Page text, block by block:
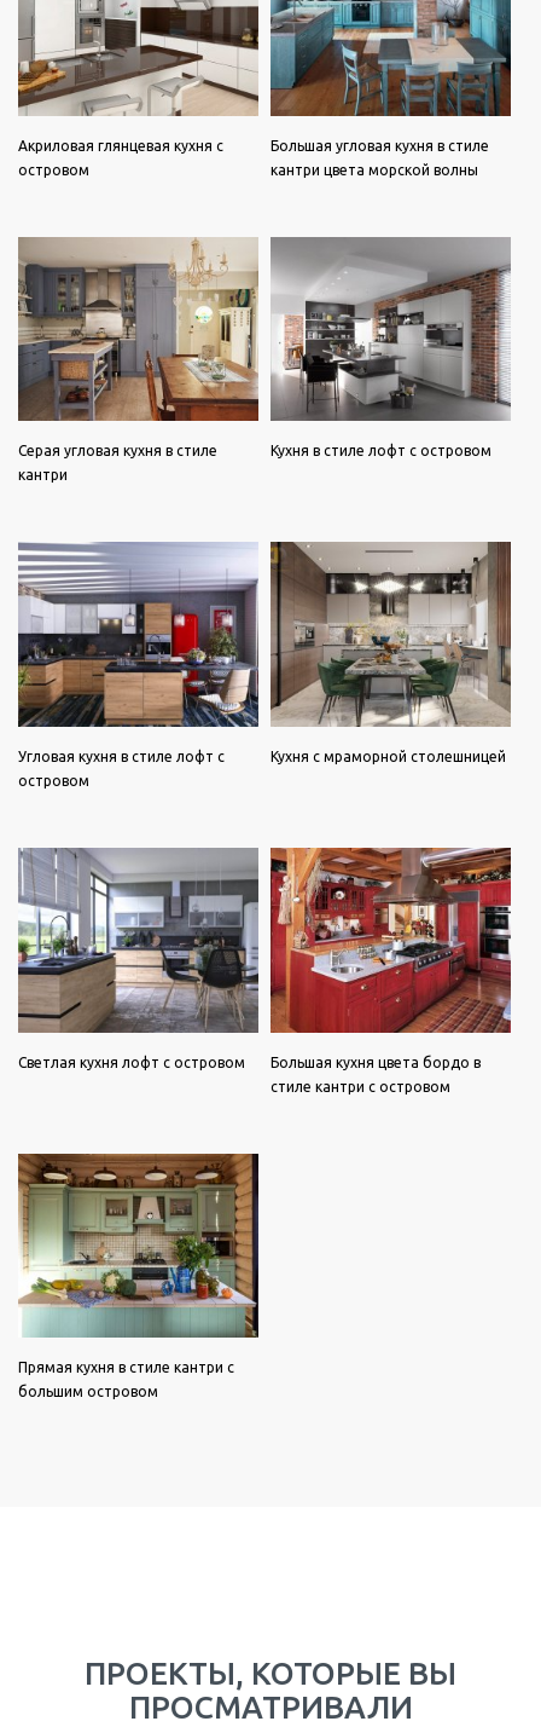
Акриловая глянцевая кухня с
островом
Большая угловая кухня в стиле
кантри цвета морской волны
Серая угловая кухня в стиле
кантри
Кухня в стиле лофт с островом
Угловая кухня в стиле лофт с
островом
Кухня с мраморной столешницей
Светлая кухня лофт с островом
Большая кухня цвета бордо в
стиле кантри с островом
Прямая кухня в стиле кантри с
большим островом
ПРОЕКТЫ, КОТОРЫЕ ВЫ
ПРОСМАТРИВАЛИ